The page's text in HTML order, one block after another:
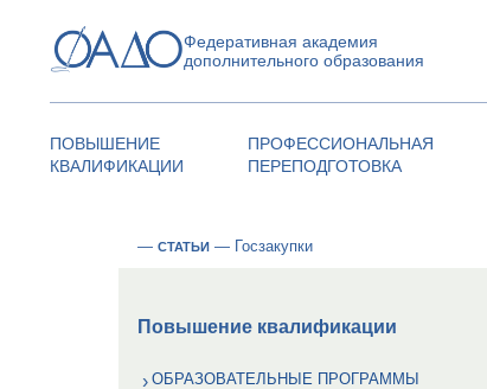
Федеративная академия
дополнительного образования
ПОВЫШЕНИЕ
КВАЛИФИКАЦИИ
ПРОФЕССИОНАЛЬНАЯ
ПЕРЕПОДГОТОВКА
— СТАТЬИ — Госзакупки
Повышение квалификации
ОБРАЗОВАТЕЛЬНЫЕ ПРОГРАММЫ